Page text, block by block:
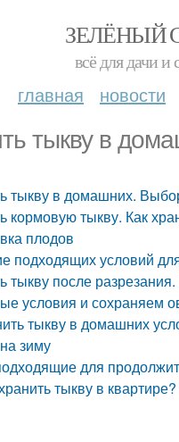
ЗЕЛЁНЫЙ
всё для дачи и
главная новости
тыкву в
тыкву в домашних.
кормовую тыкву. Как
плодов
подходящих условий
тыкву после
условия и сохраняем
тыкву в домашних
зиму
для
тыкву в квартире?